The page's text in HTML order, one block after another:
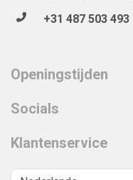
+31 487 503 493
Openingstijden
Socials
Klantenservice